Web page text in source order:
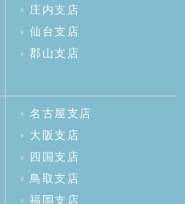
庄内支店
仙台支店
郡山支店
名古屋支店
大阪支店
四国支店
鳥取支店
福岡支店